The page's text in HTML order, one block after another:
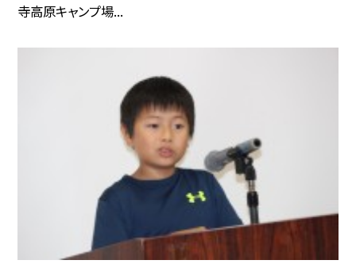
寺高原キャンプ場...